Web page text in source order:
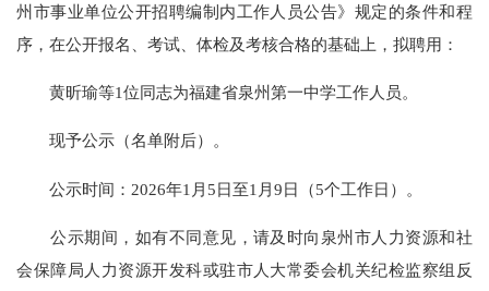
州市事业单位公开招聘编制内工作人员公告》规定的条件和程
序，在公开报名、考试、体检及考核合格的基础上，拟聘用：
黄昕瑜等1位同志为福建省泉州第一中学工作人员。
现予公示（名单附后）。
公示时间：2026年1月5日至1月9日（5个工作日）。
公示期间，如有不同意见，请及时向泉州市人力资源和社
会保障局人力资源开发科或驻市人大常委会机关纪检监察组反